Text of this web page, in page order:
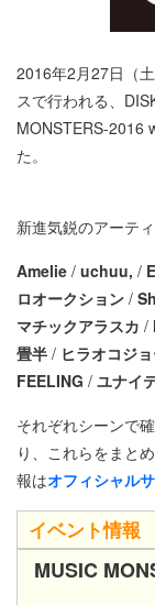
2016年2月27日（
スで行われる、
MONSTERS-2016
た。
新進気鋭のアーテ
Amelie / uchuu, /
ロオークション /
マチックアラスカ /
畳半 / ヒラオコジ
FEELING / ユナイ
それぞれシーンで
り、これらをまと
報はオフィシャル
イベント情報
MUSIC